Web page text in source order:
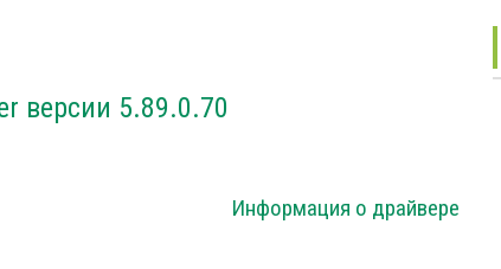
версии 5.89.0.70
Информация о драйвере